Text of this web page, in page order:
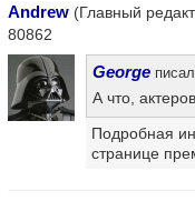
Andrew (Главный
80862
George
А что,
Подробная
странице